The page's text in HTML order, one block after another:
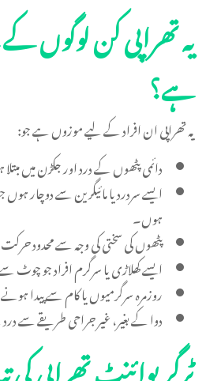
یہ تھراپی کن لوگوں
ہے؟
یہ تھراپی ان افراد کے لیے موزوں ہے جو:
دائمی پٹھوں کے درد اور جکڑن میں
ایسے سردرد یا مائیگرین سے دوچار
ہوں۔
پٹھوں کی سختی کی وجہ سے محدود
ایسے کھلاڑی یا سرگرم افراد جو
روزمرہ سرگرمیوں یا کام سے پیدا
دوا کے بغیر، غیر جراحی طریقے
ٹرگر پوائنٹ تھراپی کی